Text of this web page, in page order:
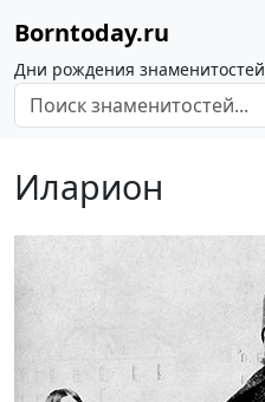
Borntoday.ru
Дни рождения знаменитостей
Иларион